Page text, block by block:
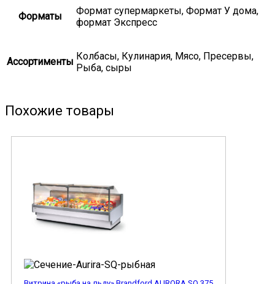
Форматы
Формат супермаркеты, Формат У дома,
формат Экспресс
Ассортименты Колбасы, Кулинария, Мясо, Пресервы,
Рыба, сыры
Похожие товары